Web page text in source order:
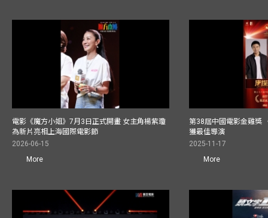
電影《魔方小姐》7月3日正式開畫 女主角楊紫瓊
為新片亮相上海國際電影節
2026-06-15
More
第38屆中國電影金雞獎
獲最佳導演
2025-11-17
More